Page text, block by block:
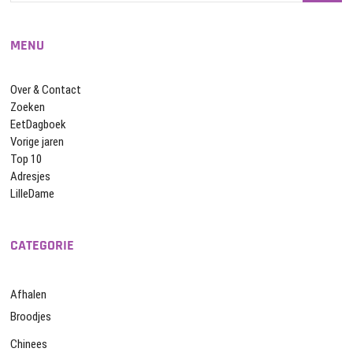
MENU
Over & Contact
Zoeken
EetDagboek
Vorige jaren
Top 10
Adresjes
LilleDame
CATEGORIE
Afhalen
Broodjes
Chinees